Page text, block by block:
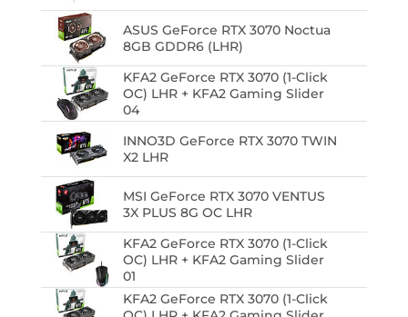
ASUS GeForce RTX 3070 Noctua
8GB GDDR6 (LHR)
KFA2 GeForce RTX 3070 (1-Click
OC) LHR + KFA2 Gaming Slider
04
INNO3D GeForce RTX 3070 TWIN
X2 LHR
MSI GeForce RTX 3070 VENTUS
3X PLUS 8G OC LHR
KFA2 GeForce RTX 3070 (1-Click
OC) LHR + KFA2 Gaming Slider
01
KFA2 GeForce RTX 3070 (1-Click